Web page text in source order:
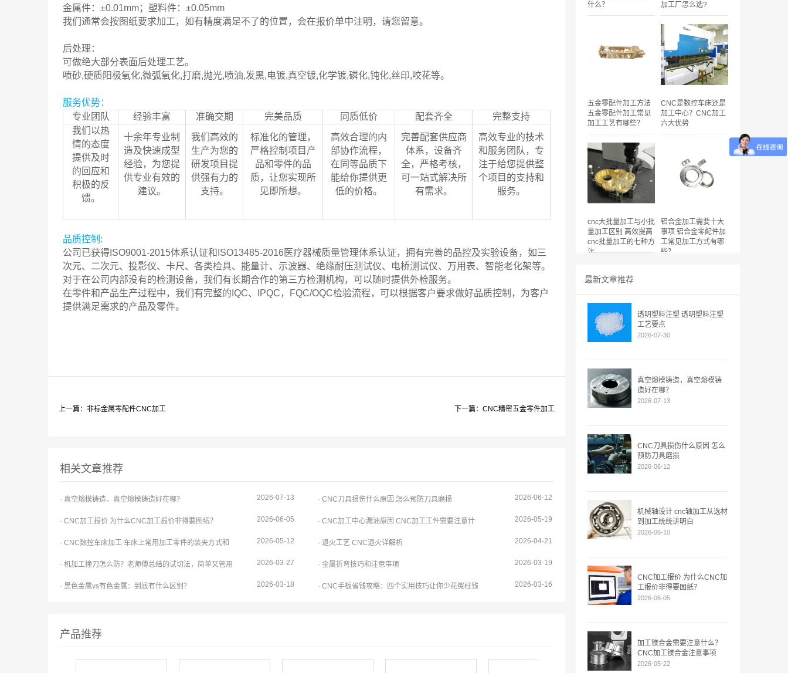
金属件：±0.01mm；塑料件：±0.05mm
我们通常会按图纸要求加工，如有精度满足不了的位置，会在报价单中注明，请您留意。
后处理：
可做绝大部分表面后处理工艺。
喷砂,硬质阳极氧化,微弧氧化,打磨,抛光,喷油,发黑,电镀,真空镀,化学镀,磷化,钝化,丝印,咬花等。
服务优势：
专业团队
经验丰富 准确交期 完美品质 同质低价 配套齐全
完整支持
我们以热
情的态度
提供及时
的回应和
积极的反
馈。
十余年专业制
造及快速成型
经验，为您提
供专业有效的
建议。
我们高效的
生产为您的
研发项目提
供强有力的
支持。
标准化的管理，
严格控制项目产
品和零件的品
质，让您实现所
见即所想。
高效合理的内
部协作流程，
在同等品质下
能给你提供更
低的价格。
完善配套供应商
体系，设备齐
全，严格考核，
可一站式解决所
有需求。
高效专业的技术
和服务团队，专
注于给您提供整
个项目的支持和
服务。
品质控制:
公司已获得 ISO9001-2015体系认证和 ISO13485-2016 医疗器械质量管理体系认证，拥有完善的品控及实验设备，如三
次元、二次元、投影仪、卡尺、各类检具、能量计、示波器、绝缘耐压测试仪、电桥测试仪、万用表、智能老化架等。
对于在公司内部没有的检测设备，我们有长期合作的第三方检测机构，可以随时提供外检服务。
在零件和产品生产过程中，我们有完整的IQC、IPQC，FQC/OQC检验流程，可以根据客户要求做好品质控制，为客户
提供满足需求的产品及零件。
上一篇：非标金属零配件CNC加工 下一篇：CNC精密五金零件加工
什么？
加工厂怎么选?
五金零配件加工方法
五金零配件加工常见
加工工艺有哪些？
CNC是数控车床还是
加工中心？CNC加工
六大优势
cnc大批量加工与小批
量加工区别 高效提高
cnc批量加工的七种方
法
铝合金加工需要十大
事项 铝合金零配件加
工常见加工方式有哪
些？
最新文章推荐
透明塑料注塑 透明塑料注塑
工艺要点
2026-07-30
真空熔模铸造，真空熔模铸
造好在哪？
2026-07-13
CNC刀具损伤什么原因 怎么
预防刀具磨损
2026-06-12
机械轴设计 cnc轴加工从选材
到加工统统讲明白
2026-06-10
CNC加工报价 为什么CNC加
工报价非得要图纸？
2026-06-05
加工镁合金需要注意什么？
CNC加工镁合金注意事项
2026-05-22
相关文章推荐
· 真空熔模铸造，真空熔模铸造好在哪？ 2026-07-13 · CNC刀具损伤什么原因 怎么预防刀具磨损 2026-06-12
· CNC加工报价 为什么CNC加工报价非得要图纸？ 2026-06-05 · CNC加工中心漏油原因 CNC加工工件需要注意什 2026-05-19
· CNC数控车床加工 车床上常用加工零件的装夹方式和 2026-05-12 · 退火工艺 CNC退火详解析 2026-04-21
· 机加工撞刀怎么防？老师傅总结的试切法，简单又管用 2026-03-27 · 金属折弯技巧和注意事项 2026-03-19
· 黑色金属vs有色金属：到底有什么区别？ 2026-03-18 · CNC手板省钱攻略：四个实用技巧让你少花冤枉钱 2026-03-16
产品推荐